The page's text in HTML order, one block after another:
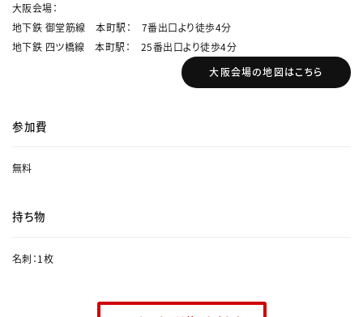
大阪会場：
地下鉄 御堂筋線 本町駅： 7番出口より徒歩4分
地下鉄 四ツ橋線 本町駅： 25番出口より徒歩4分
大阪会場の地図はこちら
参加費
無料
持ち物
名刺：1枚